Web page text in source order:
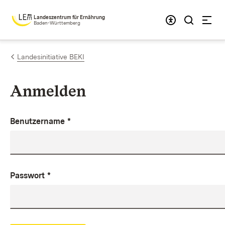
Zum Inhalt springen
Landeszentrum für Ernährung
Baden-Württemberg
Landesinitiative BEKI
Anmelden
Benutzername *
Passwort *